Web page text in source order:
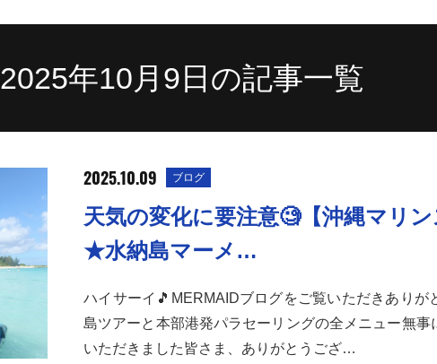
2025年10月9日の記事一覧
2025.10.09 ブログ
天気の変化に要注意🧐【沖縄マリ
★水納島マーメ…
ハイサーイ🎵MERMAIDブログをご覧いただきありが
島ツアーと本部港発パラセーリングの全メニュー無事
いただきました皆さま、ありがとうござ…